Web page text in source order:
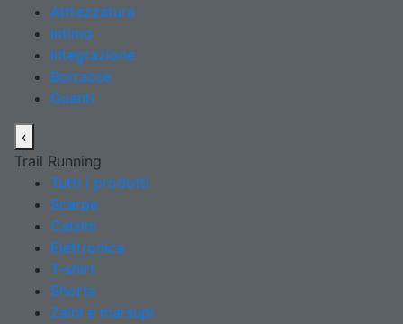
Attrezzatura
Intimo
Integrazione
Borracce
Guanti
‹
Trail Running
Tutti i prodotti
Scarpe
Calzini
Elettronica
T-shirt
Shorts
Zaini e marsupi